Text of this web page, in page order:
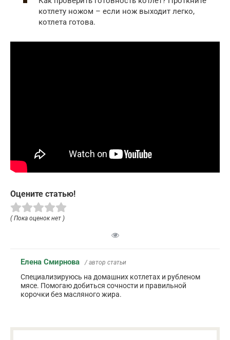
котлету ножом – если нож выходит легко,
котлета готова.
Оцените статью!
( Пока оценок нет )
Елена Смирнова / автор статьи
Специализируюсь на домашних котлетах и рубленом
мясе. Помогаю добиться сочности и правильной
корочки без масляного жира.